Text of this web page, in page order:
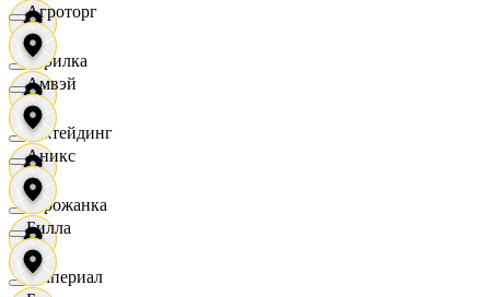
Горилка
Ижтейдинг
Горожанка
Империал
Агроторг
Амвэй
Аникс
Билла